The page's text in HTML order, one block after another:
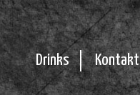
Drinks Kontakt